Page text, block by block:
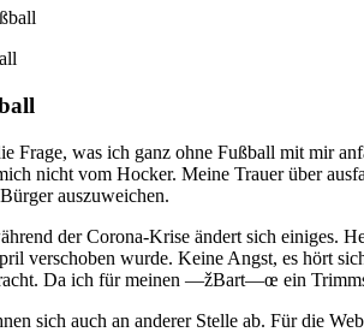
Frage, was ich ganz ohne Fußball mit mir
nicht vom Hocker. Meine Trauer über
auszuweichen.
der Corona-Krise ändert sich einiges.
verschoben wurde. Keine Angst, es hört
Da ich für meinen —žBart—œ ein
sich auch an anderer Stelle ab. Für die